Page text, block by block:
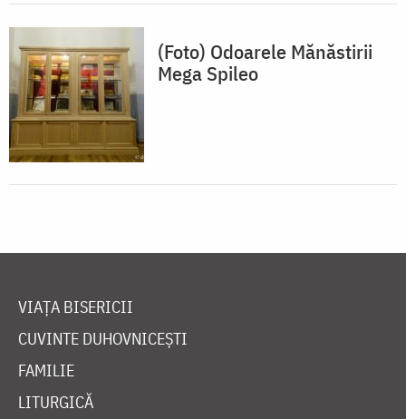
(Foto) Odoarele Mănăstirii
Mega Spileo
VIAȚA BISERICII
CUVINTE DUHOVNICEȘTI
FAMILIE
LITURGICĂ